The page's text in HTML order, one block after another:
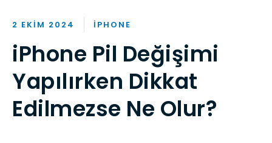
2 EKIM 2024 IPHONE
iPhone Pil Değişimi
Yapılırken Dikkat
Edilmezse Ne Olur?